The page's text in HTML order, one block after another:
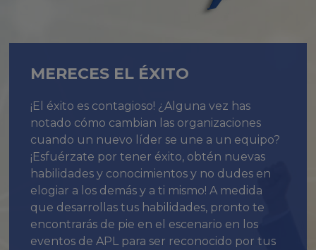
MERECES EL ÉXITO
¡El éxito es contagioso! ¿Alguna vez has
notado cómo cambian las organizaciones
cuando un nuevo líder se une a un equipo?
¡Esfuérzate por tener éxito, obtén nuevas
habilidades y conocimientos y no dudes en
elogiar a los demás y a ti mismo! A medida
que desarrollas tus habilidades, pronto te
encontrarás de pie en el escenario en los
eventos de APL para ser reconocido por tus